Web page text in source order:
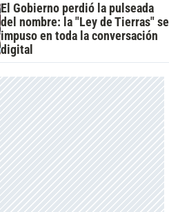
El Gobierno perdió la pulseada
del nombre: la "Ley de Tierras" se
impuso en toda la conversación
digital